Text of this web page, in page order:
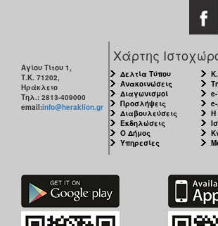
Υγεία
Αυτόματοι
Απινιδωτές
ΕΠΙΣΚΕΠΤΗΣ
Αγίου Τίτου 1,
Τ.Κ. 71202,
Ηράκλειο
Τηλ.: 2813-409000
email:info@heraklion.gr
Χάρτης
Δελτία Τύπου
Ανακοινώσεις
Διαγωνισμοί
Προσλήψεις
Διαβουλεύσεις
Εκδηλώσεις
Ο Δήμος
Υπηρεσίες
Η